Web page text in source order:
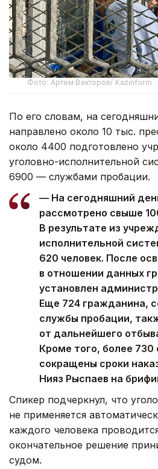
Фото: Артем Викторов/ Kazinform
По его словам, на
направлено около 10 тыс.
около 4400 подготовлено
уголовно-исполнительной
6900 — службами пробации.
— На сегодняшний
рассмотрено свыше
В результате из
исполнительной
620 человек. После
в отношении данных
установлен
Еще 724 гражданина,
службы пробации,
от дальнейшего
Кроме того, более
сокращены сроки
Нияз Рыспаев на
Спикер подчеркнул, что
не применяется
каждого человека
окончательное решение
судом.